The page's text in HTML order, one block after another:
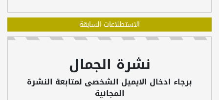
الاستطلاعات السابقة
نشرة الجمال
برجاء ادخال الايميل الشخصى لمتابعة النشرة
المجانية